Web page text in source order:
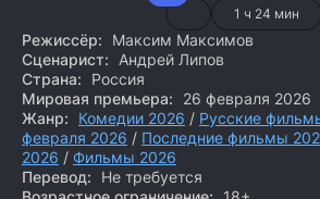
1 ч 24 мин
Режиссёр:
Максим Максимов
Сценарист:
Андрей Липов
Страна:
Россия
Мировая премьера:
26 февраля 2026
Жанр:
Комедии 2026 / Русские
февраля 2026 / Последние фильмы
2026 / Фильмы 2026
Перевод:
Не требуется